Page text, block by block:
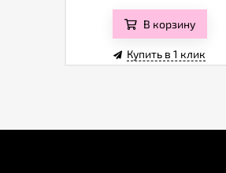
В корзину
Купить в 1 клик